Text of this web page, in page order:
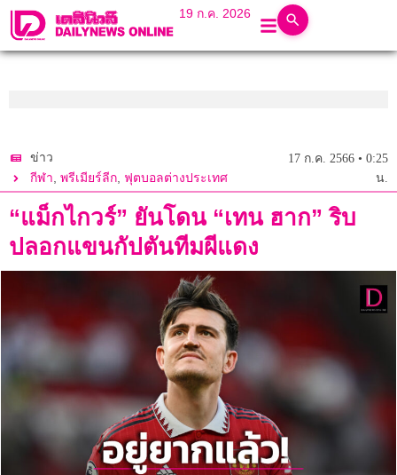
19 ก.ค. 2026
ข่าว
กีฬา, พรีเมียร์ลีก, ฟุตบอลต่างประเทศ
17 ก.ค. 2566 • 0:25
น.
“แม็กไกวร์” ยันโดน “เทน ฮาก” ริบ
ปลอกแขนกัปตันทีมผีแดง